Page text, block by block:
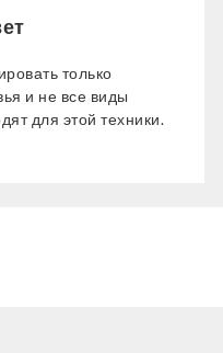
только
и не все виды
для этой техники.